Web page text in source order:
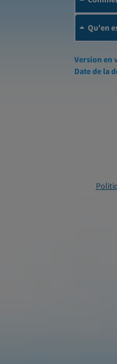
Qu'en
Version en
Date de la